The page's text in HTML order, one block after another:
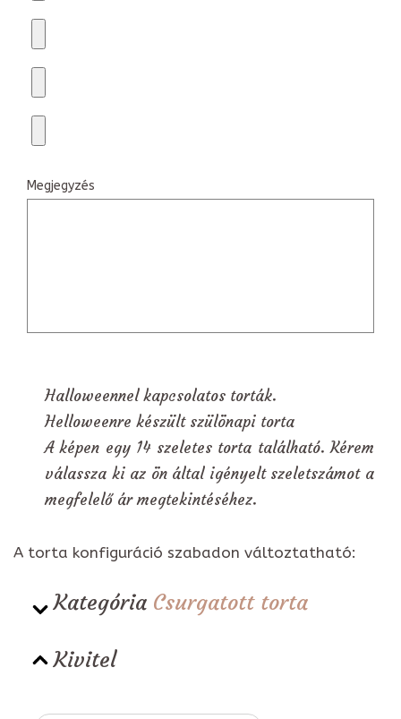
Megjegyzés
Halloweennel kapcsolatos torták.
Helloweenre készült szülönapi torta
A képen egy 14 szeletes torta található. Kérem
válassza ki az ön által igényelt szeletszámot a
megfelelő ár megtekintéséhez.
A torta konfiguráció szabadon változtatható:
Kategória Csurgatott torta
Kivitel